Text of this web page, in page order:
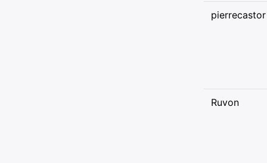
pierrecastor
Ruvon